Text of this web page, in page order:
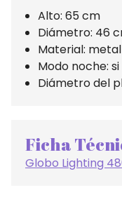
Alto: 65 cm
Diámetro: 46
Material:
Modo noche: si
Diámetro del
Ficha
Globo Lighting